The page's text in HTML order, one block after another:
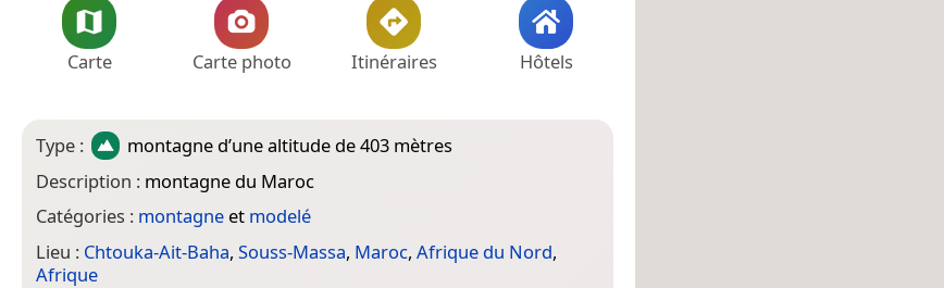
Carte Carte photo Itinéraires Hôtels
Type : montagne d’une altitude de 403 mètres
Description : montagne du Maroc
Catégories : montagne et modelé
Lieu : Chtouka-Ait-Baha, Souss-Massa, Maroc, Afrique du Nord,
Afrique